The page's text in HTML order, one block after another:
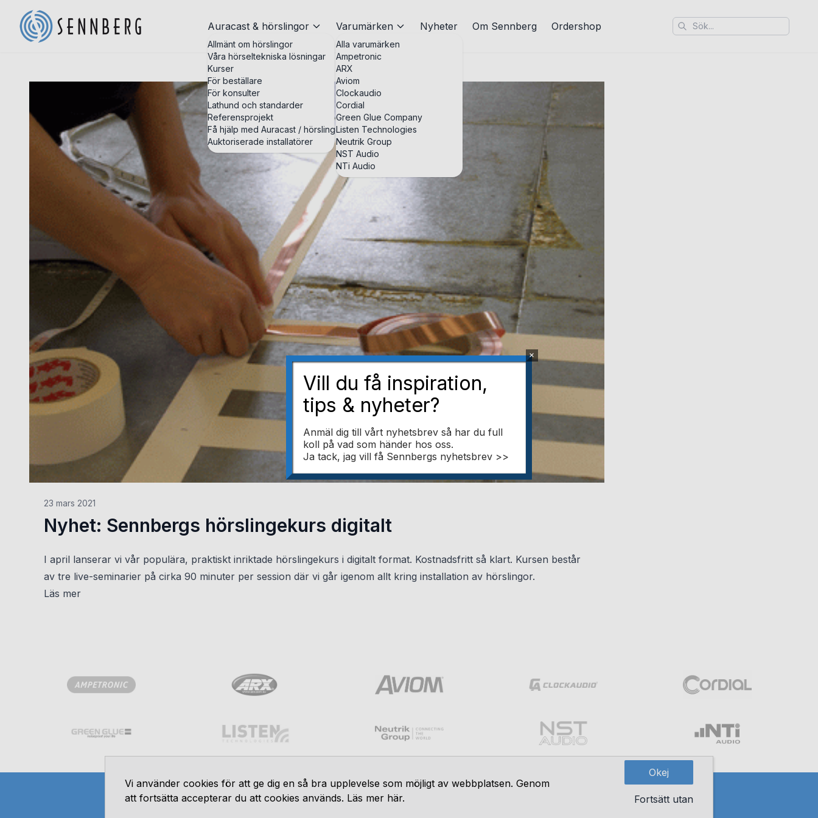
Auracast & hörslingor
Allmänt om hörslingor
Våra hörseltekniska lösningar
Kurser
För beställare
För konsulter
Lathund och standarder
Referensprojekt
Få hjälp med Auracast / hörslingor
Auktoriserade installatörer
Varumärken
Alla varumärken
Ampetronic
ARX
Aviom
Clockaudio
Cordial
Green Glue Company
Listen Technologies
Neutrik Group
NST Audio
NTi Audio
Nyheter Om Sennberg Ordershop
23 mars 2021
Nyhet: Sennbergs hörslingekurs digitalt
I april lanserar vi vår populära, praktiskt inriktade hörslingekurs i digitalt format. Kostnadsfritt så klart. Kursen består
av tre live-seminarier på cirka 90 minuter per session där vi går igenom allt kring installation av hörslingor.
Läs mer
Vill du få inspiration,
tips & nyheter?
Anmäl dig till vårt nyhetsbrev så har du full
koll på vad som händer hos oss.
Ja tack, jag vill få Sennbergs nyhetsbrev >>
×
Vi använder cookies för att ge dig en så bra upplevelse som möjligt av webbplatsen. Genom
att fortsätta accepterar du att cookies används. Läs mer här.
Okej
Fortsätt utan